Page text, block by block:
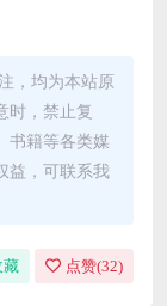
，均为本站原
时，禁止复
书籍等各类媒
益，可联系我
藏 点赞(32)